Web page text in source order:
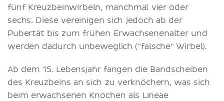
fünf Kreuzbeinwirbeln, manchmal vier oder
sechs. Diese vereinigen sich jedoch ab der
Pubertät bis zum frühen Erwachsenenalter und
werden dadurch unbeweglich ("falsche" Wirbel).
Ab dem 15. Lebensjahr fangen die Bandscheiben
des Kreuzbeins an sich zu verknöchern, was sich
beim erwachsenen Knochen als Lineae